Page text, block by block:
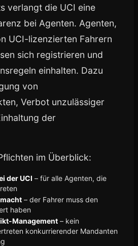
verlangt die UCI eine
bei Agenten. Agenten,
UCI-lizenzierten Fahrern
sich registrieren und
einhalten. Dazu
von
Verbot unzulässiger
der
im Überblick:
der UCI – für alle Agenten, die
– der Fahrer muss den
haben
Management – kein
konkurrierender Mandanten